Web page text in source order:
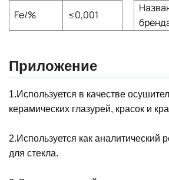
Fe/%
≤0,001
Приложение
1.Используется в качестве
керамических глазурей, красок и
2.Используется как аналитический
для стекла.